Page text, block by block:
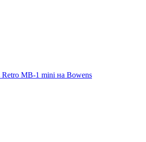
Retro MB-1 mini на Bowens